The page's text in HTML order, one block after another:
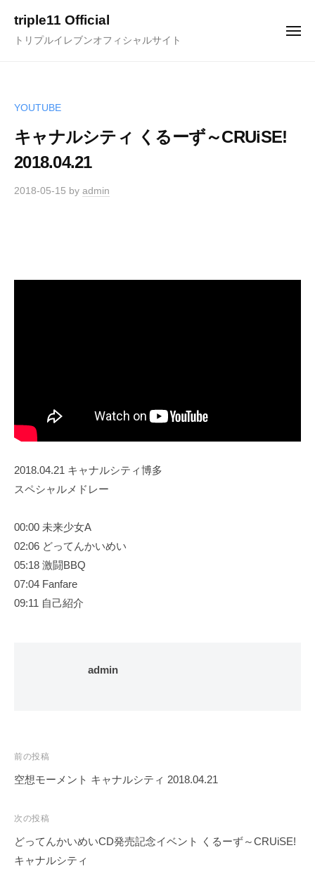
triple11 Official
トリプルイレブンオフィシャルサイト
メ
YOUTUBE
キャナルシティ くるーず～CRUiSE!
2018.04.21
2018-05-15 by admin
2018.04.21 キャナルシティ博多
スペシャルメドレー
00:00 未来少女A
02:06 どってんかいめい
05:18 激闘BBQ
07:04 Fanfare
09:11 自己紹介
admin
投
稿
ビ
ゲ
ー
前の投稿
空想モーメント キャナルシティ 2018.04.21
次の投稿
どってんかいめいCD発売記念イベント くるーず～CRUiSE!
キャナルシティ